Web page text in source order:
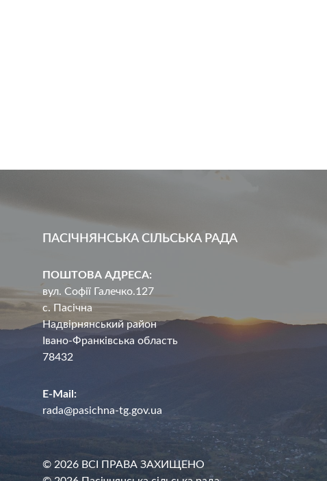
ПАСІЧНЯНСЬКА СІЛЬСЬКА РАДА
ПОШТОВА АДРЕСА:
вул. Софії Галечко.127
с. Пасічна
Надвірнянський район
Івано-Франківська область
78432
E-Mail:
rada@pasichna-tg.gov.ua
© 2026 ВСІ ПРАВА ЗАХИЩЕНО